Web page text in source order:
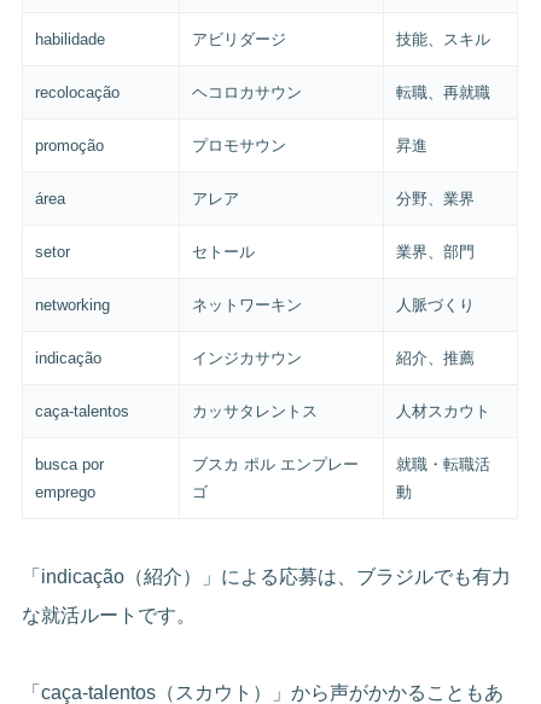
habilidade アビリダージ 技能、スキル
recolocação ヘコロカサウン 転職、再就職
promoção プロモサウン 昇進
área アレア 分野、業界
setor セトール 業界、部門
networking ネットワーキン 人脈づくり
indicação インジカサウン 紹介、推薦
caça-talentos カッサタレントス 人材スカウト
busca por
emprego
ブスカ ポル エンプレー
ゴ
就職・転職活
動
「indicação（紹介）」による応募は、ブラジルでも有力
な就活ルートです。
「caça-talentos（スカウト）」から声がかかることもあ